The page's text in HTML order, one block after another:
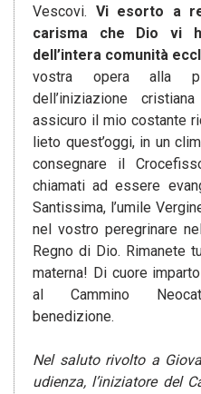
Vescovi. Vi esorto a
carisma che Dio vi
dell’intera comunità
vostra opera alla
dell’iniziazione
assicuro il mio costante
lieto quest’oggi, in un
consegnare il
chiamati ad essere
Santissima, l’umile
nel vostro peregrinare
Regno di Dio. Rimanete
materna! Di cuore
al Cammino
benedizione.
Nel saluto rivolto a
udienza, l’iniziatore del